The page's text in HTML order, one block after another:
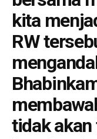
kita
RW
tidak